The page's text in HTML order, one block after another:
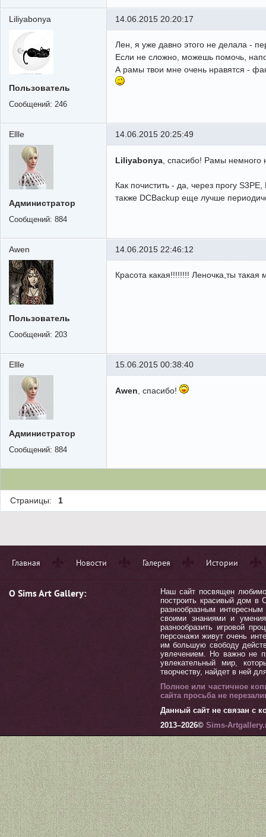
Liliyabonya
Пользователь
Сообщений: 246
14.06.2015 20:20:17
Лен, я уже давно этого не делала -
Если не сложно, можешь помочь,
А рамы твои мне очень нравятся -
Ellle
Администратор
Сообщений: 884
14.06.2015 20:25:49
Liliyabonya, спасибо! Рамы немного
Как почистить - да, через прогу
также DCBackup еще лучше
Awen
Пользователь
Сообщений: 203
14.06.2015 22:46:12
Красота какая!!!!!!!! Леночка,ты
Ellle
Администратор
Сообщений: 884
15.06.2015 00:38:40
Awen, спасибо!
Страницы: 1
Главная Новости Галерея Истории
О Sims Art Gallery:
Наш сайт посвящен
построить красивый дом в
разнообразным
своими знаниями и
разнообразить игровой
персонажи живут очень
им большую свободу
увлечением. Но важно не
увлекательный мир,
творчеству, найдет в ней
Полное или частичное
сайта просьба не
Данный сайт не связан с
2013–2026© Sims-